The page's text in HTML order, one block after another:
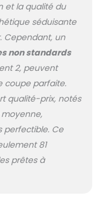
et la qualité du
séduisante
Cependant, un
non standards
2, peuvent
coupe parfaite.
qualité-prix, notés
perfectible. Ce
81
prêtes à